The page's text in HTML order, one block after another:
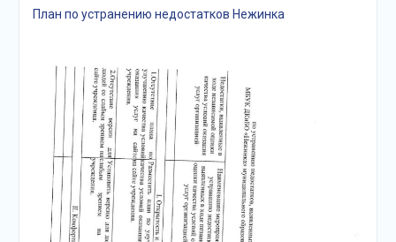
План по устранению недостатков Нежинка